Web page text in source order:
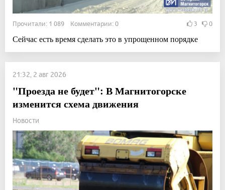
Прочитали: 1 089 Комментарии: 0 3 0
Сейчас есть время сделать это в упрощенном порядке
21:32, 2 авг 2026
"Проезда не будет": В Магнитогорске
изменится схема движения
Новости